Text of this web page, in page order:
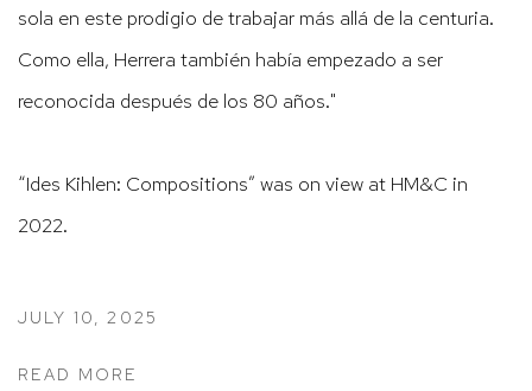
sola en este prodigio de trabajar más allá de la centuria.
Como ella, Herrera también había empezado a ser
reconocida después de los 80 años."
“Ides Kihlen: Compositions” was on view at HM&C in
2022.
JULY 10, 2025
READ MORE